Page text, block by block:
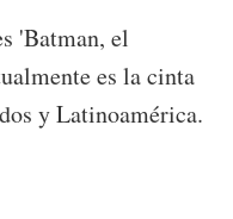
'Batman, el
es la cinta
y Latinoamérica.